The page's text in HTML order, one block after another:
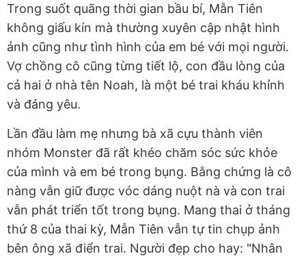
Trong suốt quãng thời gian bầu bí, Mẫn Tiên
không giấu kín mà thường xuyên cập nhật hình
ảnh cũng như tình hình của em bé với mọi người.
Vợ chồng cô cũng từng tiết lộ, con đầu lòng của
cả hai ở nhà tên Noah, là một bé trai kháu khỉnh
và đáng yêu.
Lần đầu làm mẹ nhưng bà xã cựu thành viên
nhóm Monster đã rất khéo chăm sóc sức khỏe
của mình và em bé trong bụng. Bằng chứng là cô
nàng vẫn giữ được vóc dáng nuột nà và con trai
vẫn phát triển tốt trong bụng. Mang thai ở tháng
thứ 8 của thai kỳ, Mẫn Tiên vẫn tự tin chụp ảnh
bên ông xã điển trai. Người đẹp cho hay: "Nhân